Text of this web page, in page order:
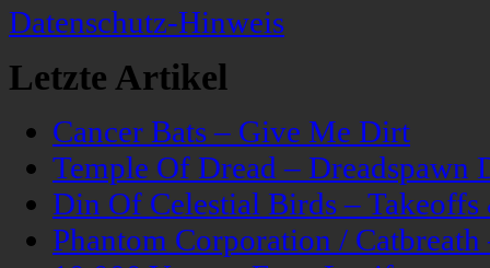
Datenschutz-Hinweis
Letzte Artikel
Cancer Bats – Give Me Dirt
Temple Of Dread – Dreadspawn
Din Of Celestial Birds –
Phantom Corporation /